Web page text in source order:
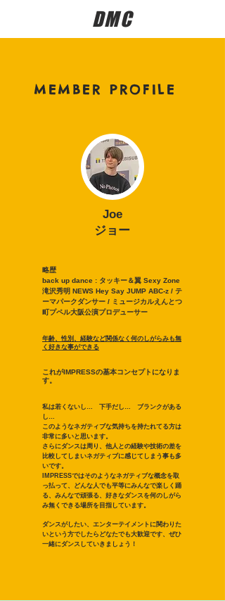
DMC
MEMBER PROFILE
Joe
ジョー
略歴
back up dance : タッキー＆翼 Sexy Zone
滝沢秀明 NEWS Hey Say JUMP ABC-z / テ
ーマパークダンサー / ミュージカルえんとつ
町プペル大阪公演​プロデューサー
年齢、性別、経験など関係なく何のしがらみも無
く好きな事ができる
​これがIMPRESSの基本コンセプトになりま
す。
私は若くないし… 下手だし… ブランクがある
し…
このようなネガティブな気持ちを持たれてる方は
非常に多いと思います。
さらにダンスは周り、他人との経験や技術の差を
比較してしまいネガティブに感じてしまう事も多
いです。
IMPRESSではそのようなネガティブな概念を取
っ払って、どんな人でも平等にみんなで楽しく踊
る、みんなで頑張る、好きなダンスを何のしがら
み無くできる場所を目指しています。
​ダンスがしたい、エンターテイメントに関わりた
いという方でしたらどなたでも大歓迎です、ぜひ
一緒にダンスしていきましょう！